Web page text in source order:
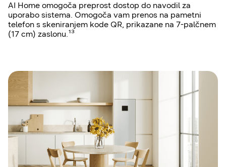
AI Home omogoča preprost dostop do navodil za
uporabo sistema. Omogoča vam prenos na pametni
telefon s skeniranjem kode QR, prikazane na 7-palčnem
(17 cm) zaslonu.¹³